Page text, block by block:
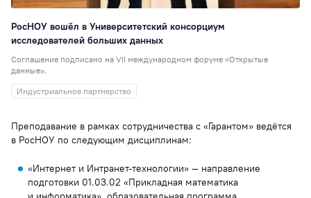
РосНОУ вошёл в Университетский консорциум
исследователей больших данных
Соглашение подписано на VII международном форуме «Открытые
данные».
Индустриальное партнерство
Преподавание в рамках сотрудничества с «Гарантом» ведётся
в РосНОУ по следующим дисциплинам:
«Интернет и Интранет-технологии» — направление
подготовки 01.03.02 «Прикладная математика